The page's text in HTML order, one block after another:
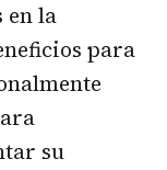
en la
para
su